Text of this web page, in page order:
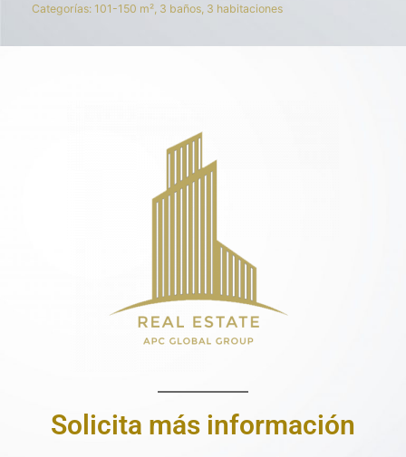
Categorías: 101-150 m² 3 baños 3 habitaciones
Solicita más información